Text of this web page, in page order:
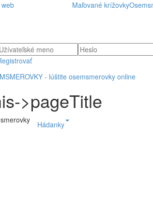
web Maľované krížovky
>pageTitle
Hádanky